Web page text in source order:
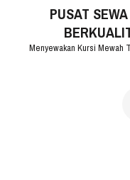
PUSAT
Menyewakan Kursi Mewah